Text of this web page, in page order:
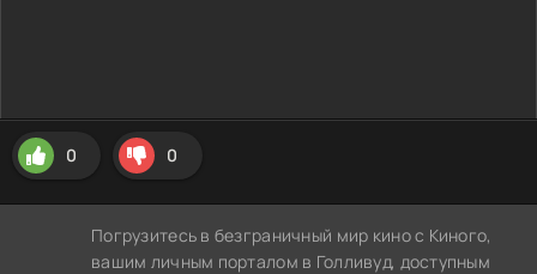
0 0
Погрузитесь в безграничный мир кино с Киного,
вашим личным порталом в Голливуд, доступным